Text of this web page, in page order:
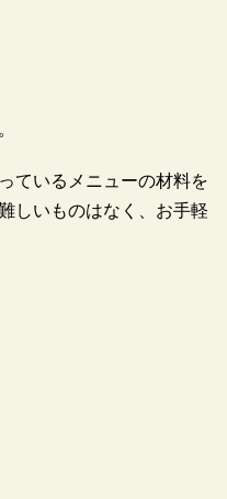
ているメニューの材料を
しいものはなく、お手軽